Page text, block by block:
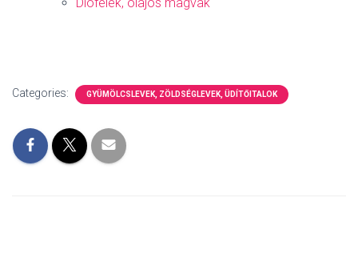
Categories: GYÜMÖLCSLEVEK, ZÖLDSÉGLEVEK, ÜDÍTŐITALOK